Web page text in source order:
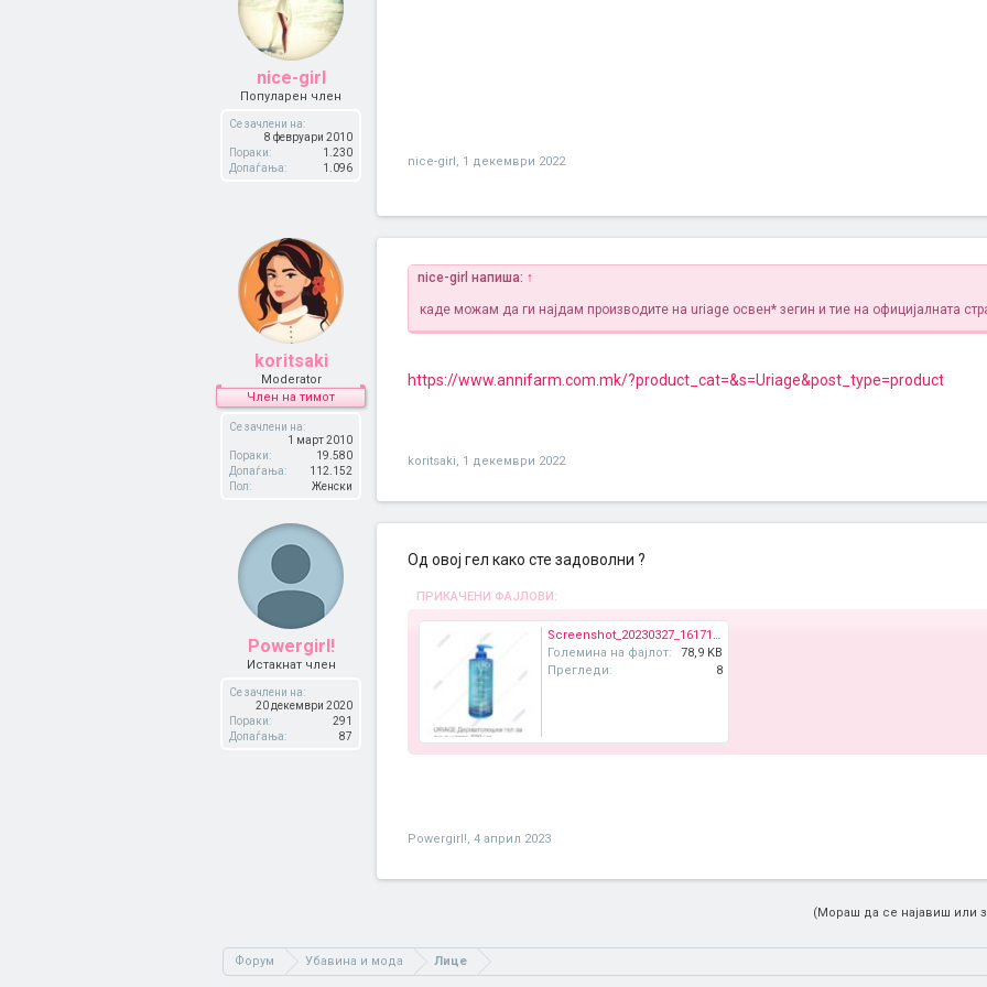
nice-girl
Популарен член
Се зачлени на:
8 февруари 2010
Пораки:
1.230
Допаѓања:
1.096 nice-girl, 1 декември 2022
koritsaki
Moderator
Член на тимот
Се зачлени на:
1 март 2010
Пораки:
19.580
Допаѓања:
112.152
Пол:
Женски
nice-girl напиша: ↑
каде можам да ги најдам производите на uriage освен* зегин и тие на официјалната
https://www.annifarm.com.mk/?product_cat=&s=Uriage&post_type=product
koritsaki, 1 декември 2022
Powergirl!
Истакнат член
Се зачлени на:
20 декември 2020
Пораки:
291
Допаѓања:
87
Од овој гел како сте задоволни ?
ПРИКАЧЕНИ ФАЈЛОВИ:
Screenshot_20230327_161714_Chrome.jpg
Големина на фајлот:
78,9 KB
Прегледи:
8
Powergirl!, 4 април 2023
(Мораш да се најавиш или
Форум Убавина и мода Лице